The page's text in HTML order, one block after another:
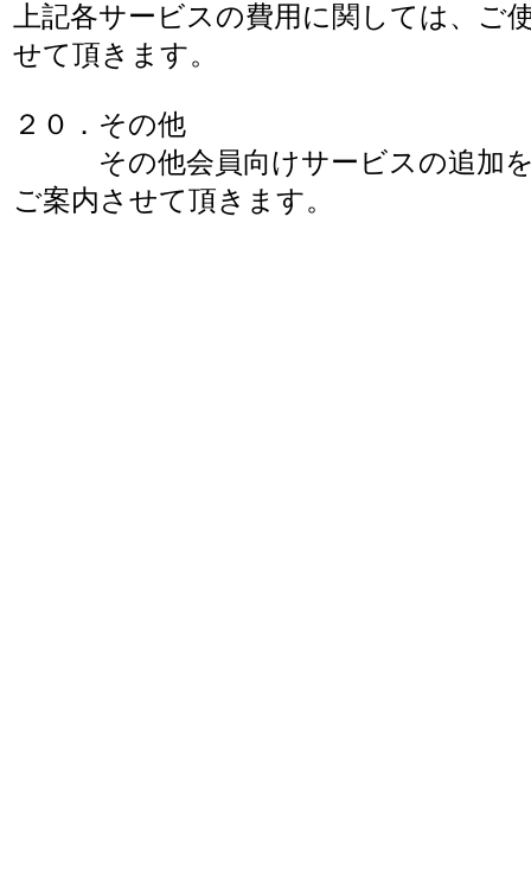
上記各サービスの費用に関しては、
せて頂きます。
２０．その他
その他会員向けサービスの追加を
ご案内させて頂きます。